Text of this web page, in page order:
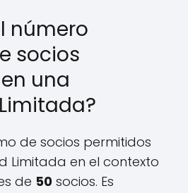
número
socios
una
de socios permitidos
Limitada en el contexto
de 50 socios. Es